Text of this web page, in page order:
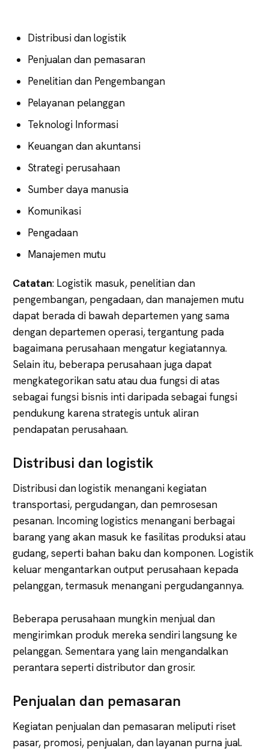
Distribusi dan logistik
Penjualan dan pemasaran
Penelitian dan Pengembangan
Pelayanan pelanggan
Teknologi Informasi
Keuangan dan akuntansi
Strategi perusahaan
Sumber daya manusia
Komunikasi
Pengadaan
Manajemen mutu
Catatan: Logistik masuk, penelitian dan
pengembangan, pengadaan, dan manajemen mutu
dapat berada di bawah departemen yang sama
dengan departemen operasi, tergantung pada
bagaimana perusahaan mengatur kegiatannya.
Selain itu, beberapa perusahaan juga dapat
mengkategorikan satu atau dua fungsi di atas
sebagai fungsi bisnis inti daripada sebagai fungsi
pendukung karena strategis untuk aliran
pendapatan perusahaan.
Distribusi dan logistik
Distribusi dan logistik menangani kegiatan
transportasi, pergudangan, dan pemrosesan
pesanan. Incoming logistics menangani berbagai
barang yang akan masuk ke fasilitas produksi atau
gudang, seperti bahan baku dan komponen. Logistik
keluar mengantarkan output perusahaan kepada
pelanggan, termasuk menangani pergudangannya.
Beberapa perusahaan mungkin menjual dan
mengirimkan produk mereka sendiri langsung ke
pelanggan. Sementara yang lain mengandalkan
perantara seperti distributor dan grosir.
Penjualan dan pemasaran
Kegiatan penjualan dan pemasaran meliputi riset
pasar, promosi, penjualan, dan layanan purna jual.